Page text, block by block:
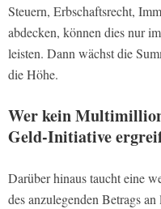
Steuern, Erbschaftsrecht,
abdecken, können dies nur
leisten. Dann wächst die
die Höhe.
Wer kein
Geld-Initiative
Darüber hinaus taucht eine
des anzulegenden Betrags